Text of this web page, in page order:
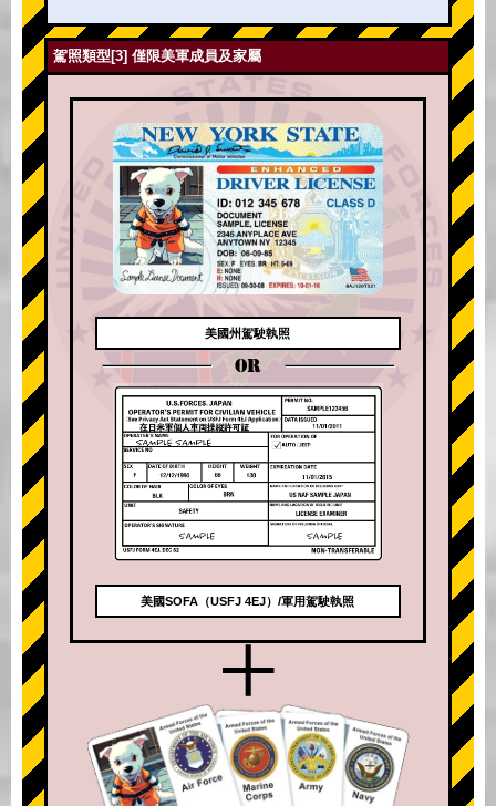
駕照類型[3] 僅限美軍成員及家屬
美國州駕駛執照
OR
美國SOFA（USFJ 4EJ）/軍用駕駛執照
+